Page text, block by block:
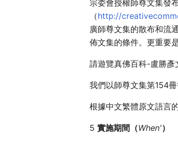
宗委會授權師尊文集發
（http://
廣師尊文集的散布和流
佈文集的條件。更重要
請遊覽真佛百科-盧勝彥
我們以師尊文集第154
根據中文繁體原文語言
5實施期間（When'）